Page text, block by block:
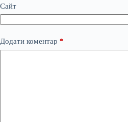
Сайт
Додати коментар *